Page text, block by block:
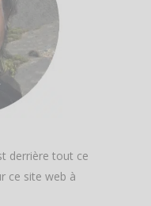
derrière tout ce
ce site web à